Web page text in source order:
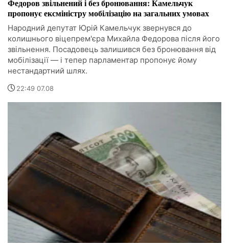
Федоров звільнений і без бронювання: Камельчук
пропонує ексміністру мобілізацію на загальних умовах
Народний депутат Юрій Камельчук звернувся до
колишнього віцепрем'єра Михайла Федорова після його
звільнення. Посадовець залишився без бронювання від
мобілізації — і тепер парламентар пропонує йому
нестандартний шлях.
22:49 07.08